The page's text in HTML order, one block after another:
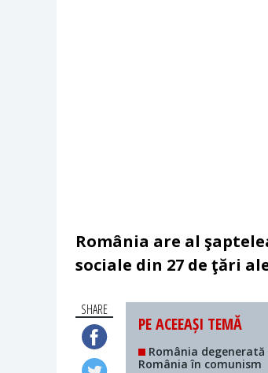
România are al
sociale din 27 de ţări
SHARE
PE ACEEAȘI TEMĂ
România degenerată
România în comunism